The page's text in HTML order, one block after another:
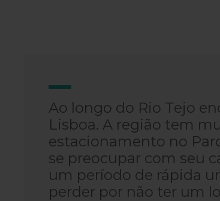
Ao longo do Rio Tejo
Lisboa. A região tem
estacionamento no
se preocupar com seu
um período de rápida
perder por não ter um